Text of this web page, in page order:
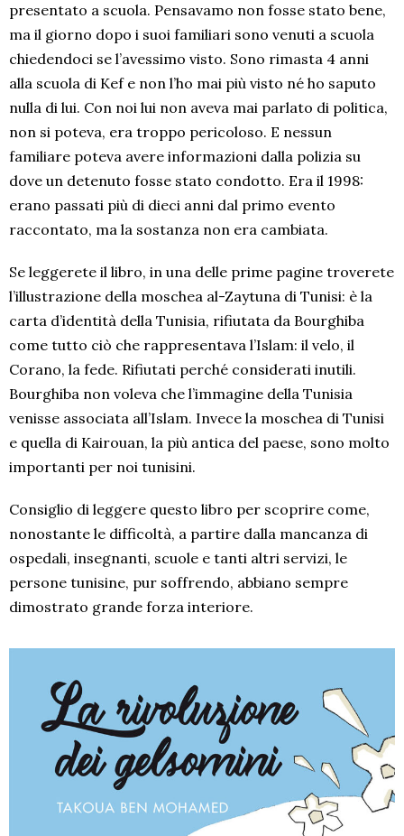
presentato a scuola. Pensavamo non fosse stato bene,
ma il giorno dopo i suoi familiari sono venuti a scuola
chiedendoci se l’avessimo visto. Sono rimasta 4 anni
alla scuola di Kef e non l’ho mai più visto né ho saputo
nulla di lui. Con noi lui non aveva mai parlato di politica,
non si poteva, era troppo pericoloso. E nessun
familiare poteva avere informazioni dalla polizia su
dove un detenuto fosse stato condotto. Era il 1998:
erano passati più di dieci anni dal primo evento
raccontato, ma la sostanza non era cambiata.
Se leggerete il libro, in una delle prime pagine troverete
l’illustrazione della moschea al-Zaytuna di Tunisi: è la
carta d’identità della Tunisia, rifiutata da Bourghiba
come tutto ciò che rappresentava l’Islam: il velo, il
Corano, la fede. Rifiutati perché considerati inutili.
Bourghiba non voleva che l’immagine della Tunisia
venisse associata all’Islam. Invece la moschea di Tunisi
e quella di Kairouan, la più antica del paese, sono molto
importanti per noi tunisini.
Consiglio di leggere questo libro per scoprire come,
nonostante le difficoltà, a partire dalla mancanza di
ospedali, insegnanti, scuole e tanti altri servizi, le
persone tunisine, pur soffrendo, abbiano sempre
dimostrato grande forza interiore.